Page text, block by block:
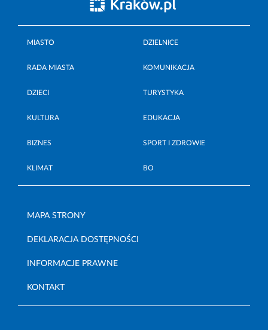
MIASTO DZIELNICE
RADA MIASTA KOMUNIKACJA
DZIECI TURYSTYKA
KULTURA EDUKACJA
BIZNES SPORT I ZDROWIE
KLIMAT BO
MAPA STRONY
DEKLARACJA DOSTĘPNOŚCI
INFORMACJE PRAWNE
KONTAKT